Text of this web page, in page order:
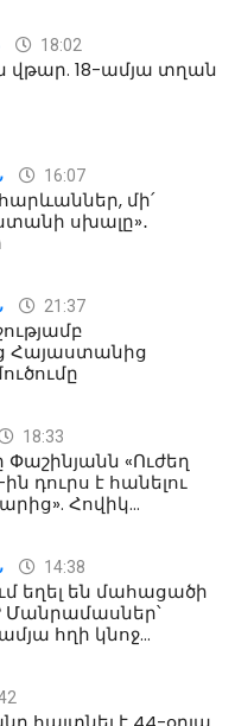
18:02
վթար. 18-ամյա տղան
16:07
հարևաններ, մի՛
սխալը»․
21:37
Հայաստանից
18:33
Փաշինյանն «Ուժեղ
դուրս է հանելու
Հովիկ
14:38
եղել են մահացածի
Մանրամասներ՝
հղի կնոջ